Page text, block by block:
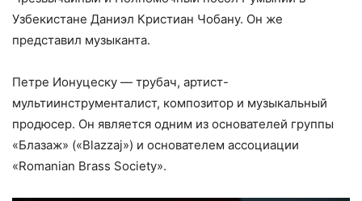
Узбекистане Даниэл Кристиан Чобану. Он же
представил музыканта.
Петре Ионуцеску — трубач, артист-
мультиинструменталист, композитор и музыкальный
продюсер. Он является одним из основателей группы
«Блазаж» («Blazzaj») и основателем ассоциации
«Romanian Brass Society».